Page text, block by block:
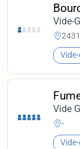
Vide-
Vide
-